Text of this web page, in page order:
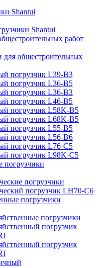
Shantui
Shantui
работ
для общестроительных
погрузчик L39-B3
погрузчик L36-B5
погрузчик L36-B3
погрузчик L46-B5
погрузчик L58K-B5
погрузчик L68K-B5
погрузчик L55-B5
погрузчик L56-B6
погрузчик L76-С5
погрузчик L98K-C5
погрузчики
погрузчики
погрузчик LH70-C6
погрузчики
погрузчики
погрузчик
погрузчик